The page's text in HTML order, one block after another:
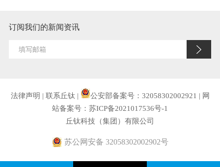
订阅我们的新闻资讯
法律声明 | 联系丘钛| 公安部备案号：32058302002921 | 网
站备案号：苏ICP备2021017536号-1
丘钛科技（集团）有限公司
苏公网安备 32058302002902号